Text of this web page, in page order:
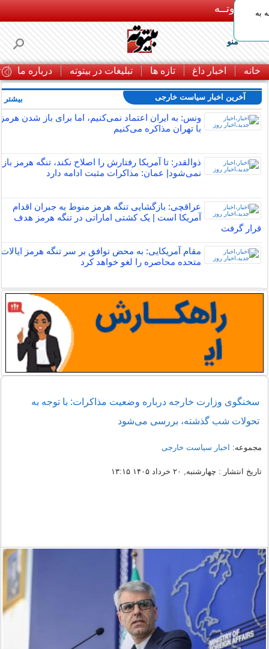
بـیتوتــه
منو
خانه اخبار داغ تازه ها تبلیغات در بیتوته درباره ما
به
آخرین اخبار سیاست خارجی
ونس: به ایران اعتماد نمی‌کنیم، اما برای باز شدن هرمز
با تهران مذاکره می‌کنیم
ذوالقدر: تا آمریکا رفتارش را اصلاح نکند، تنگه هرمز باز
نمی‌شود| عمان: مذاکرات مثبت ادامه دارد
عراقچی: بازگشایی تنگه هرمز منوط به جبران اقدام
آمریکا است | یک کشتی اماراتی در تنگه هرمز هدف
قرار گرفت
مقام آمریکایی: به محض توافق بر سر تنگه هرمز ایالات
متحده محاصره را لغو خواهد کرد
بیشتر
سخنگوی وزارت خارجه درباره وضعیت مذاکرات: با توجه به
تحولات شب گذشته، بررسی می‌شود
مجموعه: اخبار سیاست خارجی
تاریخ انتشار : چهارشنبه, ۲۰ خرداد ۱۴۰۵ ۱۳:۱۵